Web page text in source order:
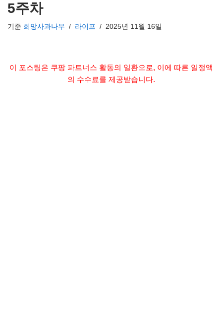
5주차
기준 희망사과나무 라이프 2025년 11월 16일
이 포스팅은 쿠팡 파트너스 활동의 일환으로, 이에 따른 일정액
의 수수료를 제공받습니다.